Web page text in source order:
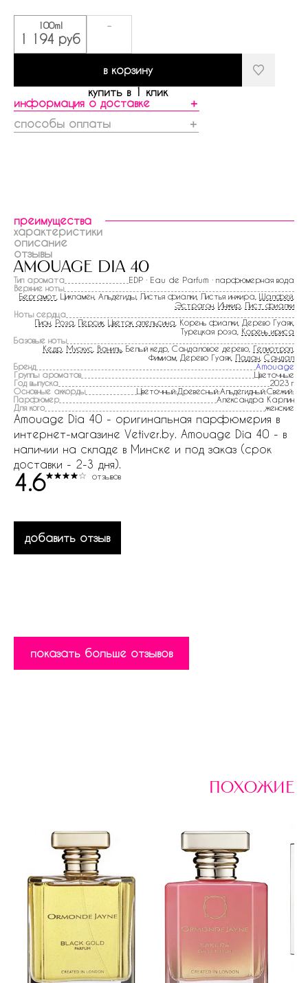
100ml
1 194 руб
-
в корзину
купить в 1 клик
информация о доставке
＋
способы оплаты
＋
преимущества
характеристики
описание
отзывы
amouage dia 40
Тип аромата
EDP · Eau de Parfum · парфюмерная вода
Верхние ноты
Бергамот , Цикламен, Альдегиды, Листья фиалки, Листья инжира, Шалфей
Эстрагон Инжир Лист фиалки
Ноты сердца
Пион Роза Персик Цветок апельсина , Корень фиалки, Дерево Гуаяк,
Турецкая роза, Корень ириса
Базовые ноты
Кедр Мускус Ваниль , Белый кедр, Сандаловое дерево, Гелиотроп
Фимиам, Дерево Гуаяк, Ладан Сандал
Бренд
Amouage
Группы ароматов
Цветочные
Год выпуска
2023 г
Основные аккорды
Цветочный:Древесный:Альдегидный:Свежий:
Парфюмер
Александра Карлин
Для кого
женские
Amouage Dia 40 - оригинальная парфюмерия в
интернет-магазине Vetiver.by. Amouage Dia 40 - в
наличии на складе в Минске и под заказ (срок
доставки - 2-3 дня).
4.6 отзывов
добавить отзыв
показать больше отзывов
похожие